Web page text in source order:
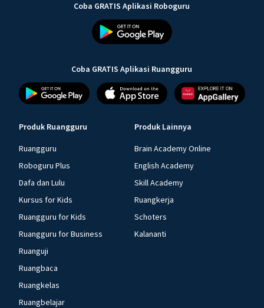
Coba GRATIS Aplikasi Roboguru
Coba GRATIS Aplikasi Ruangguru
Produk Ruangguru
Ruangguru
Roboguru Plus
Dafa dan Lulu
Kursus for Kids
Ruangguru for Kids
Ruangguru for Business
Ruanguji
Ruangbaca
Ruangkelas
Ruangbelajar
Produk Lainnya
Brain Academy Online
English Academy
Skill Academy
Ruangkerja
Schoters
Kalananti